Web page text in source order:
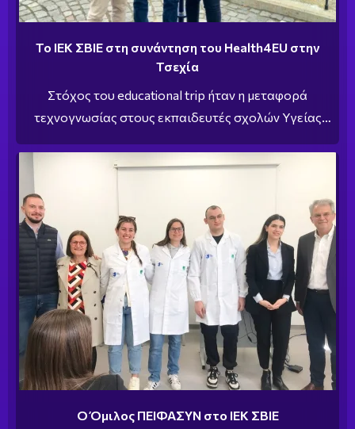
Το ΙΕΚ ΣΒΙΕ στη συνάντηση του Health4EU στην
Τσεχία
Στόχος του educational trip ήταν η μεταφορά
τεχνογνωσίας στους εκπαιδευτές σχολών Υγείας
Ο Όμιλος ΠΕΙΦΑΣΥΝ στο ΙΕΚ ΣΒΙΕ